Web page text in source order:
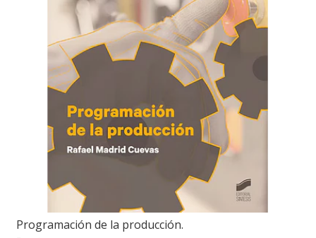
Programación de la producción.